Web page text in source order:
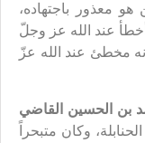
هو معذور باجتهاده،
عند الله عز وجلّ
أنه مخطئ عند الله عزّ
بن الحسين القاضي
وكان متبحراً